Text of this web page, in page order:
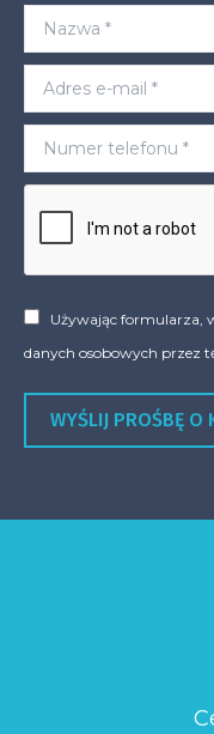
Nazwa *
Adres e-mail *
Numer telefonu *
Używając formularza,
danych osobowych przez
WYŚLIJ PROŚBĘ O